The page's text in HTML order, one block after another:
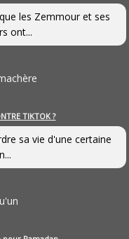
les Zemmour et ses
ont...
TIKTOK ?
sa vie d'une certaine